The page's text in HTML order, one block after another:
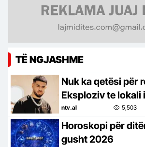
TË NGJASHME
Nuk ka qetësi për
Eksploziv te lokali
Durrës
ntv.al 5,503
Horoskopi për
gusht 2026